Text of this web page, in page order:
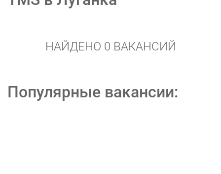
НАЙДЕНО 0 ВАКАНСИЙ
Популярные вакансии: